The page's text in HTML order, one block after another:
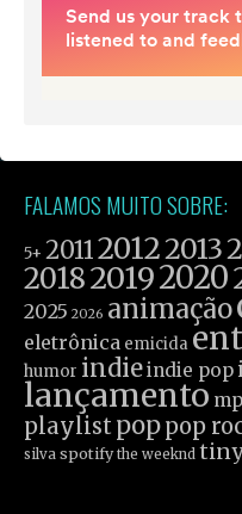
FALAMOS MUITO SOBRE:
5+ 201120122013
201820192020
2025 2026 animação
eletrônica emicida
humor indieindie pop
lançamento
playlist poppop
silva spotify the weeknd